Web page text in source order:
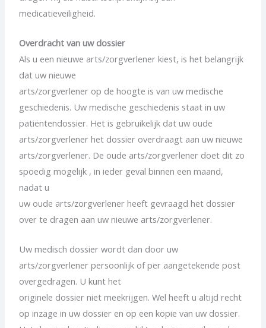
medicatieveiligheid.
Overdracht van uw dossier
Als u een nieuwe arts/zorgverlener kiest, is het belangrijk
dat uw nieuwe
arts/zorgverlener op de hoogte is van uw medische
geschiedenis. Uw medische geschiedenis staat in uw
patiëntendossier. Het is gebruikelijk dat uw oude
arts/zorgverlener het dossier overdraagt aan uw nieuwe
arts/zorgverlener. De oude arts/zorgverlener doet dit zo
spoedig mogelijk , in ieder geval binnen een maand,
nadat u
uw oude arts/zorgverlener heeft gevraagd het dossier
over te dragen aan uw nieuwe arts/zorgverlener.
Uw medisch dossier wordt dan door uw
arts/zorgverlener persoonlijk of per aangetekende post
overgedragen. U kunt het
originele dossier niet meekrijgen. Wel heeft u altijd recht
op inzage in uw dossier en op een kopie van uw dossier.